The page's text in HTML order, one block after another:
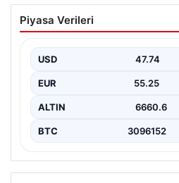
Acun Ilıcalı’dan bir
Hjertø-Dahl Hull City’de
Piyasa Verileri
USD 47.74
EUR 55.25
ALTIN 6660.6
BTC 3096152